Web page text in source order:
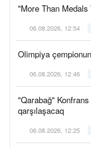
"More Than
06.08.2026, 12:54
Olimpiya
06.08.2026, 12:46
"Qarabağ"
qarşılaşacaq
06.08.2026, 12:25